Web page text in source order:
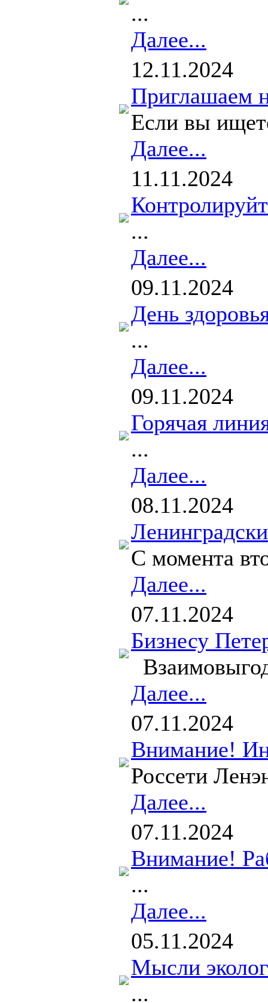
...
Далее...
12.11.2024
Приглашаем
Если вы
Далее...
11.11.2024
...
Далее...
09.11.2024
День
...
Далее...
09.11.2024
Горячая
...
Далее...
08.11.2024
С момента
Далее...
07.11.2024
Бизнесу
Далее...
07.11.2024
Внимание!
Россети
Далее...
07.11.2024
Внимание!
...
Далее...
05.11.2024
Мысли
...